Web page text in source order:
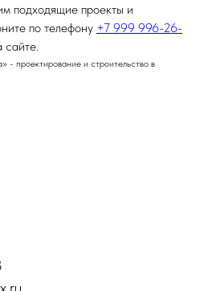
подходящие проекты и
по телефону +7 999 996-26-
сайте.
- проектирование и строительство в